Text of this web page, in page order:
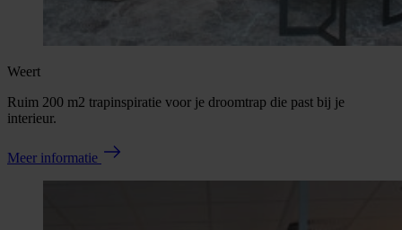
Weert
Ruim 200 m2 trapinspiratie voor je droomtrap die past bij je
interieur.
Meer informatie